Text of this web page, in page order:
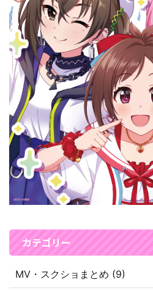
カテゴリー
MV・スクショまとめ (9)